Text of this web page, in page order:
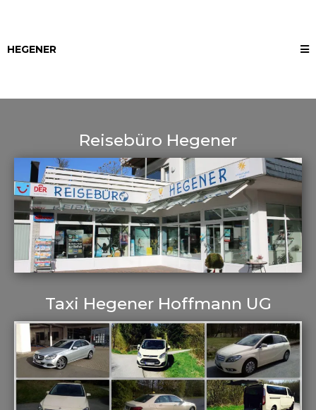
HEGENER
Reisebüro Hegener
Taxi Hegener Hoffmann UG